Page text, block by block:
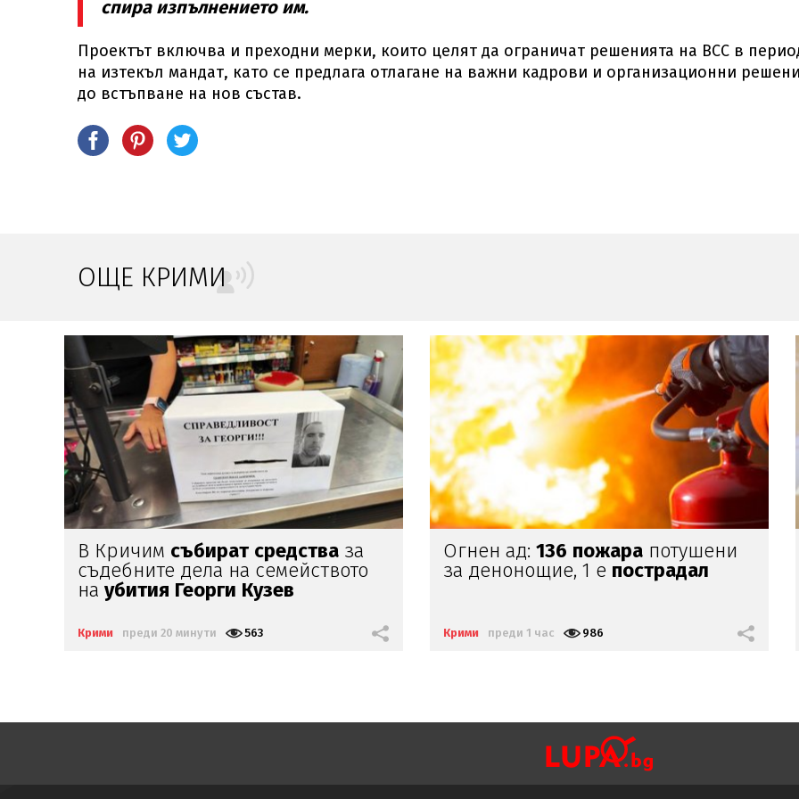
спира изпълнението им.
Проектът включва и преходни мерки, които целят да ограничат решенията на ВСС в
на изтекъл мандат, като се предлага отлагане на важни кадрови и организационни
до встъпване на нов състав.
ОЩЕ КРИМИ
Огнен ад: 136 пожарапотушени
за денонощие, 1 епострадал
Крими преди 1 час 986
Лияна Панделиева:Ние сме
виновниза касапницата в
правим убийците
Крими преди 12 часа 6923